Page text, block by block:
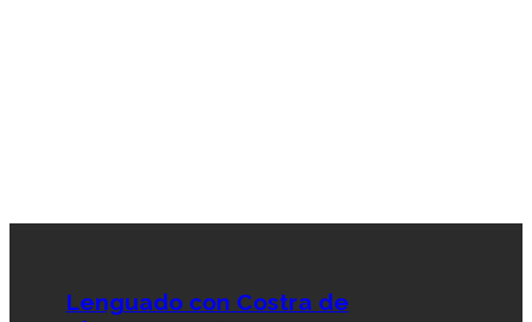
Lenguado con Costra de